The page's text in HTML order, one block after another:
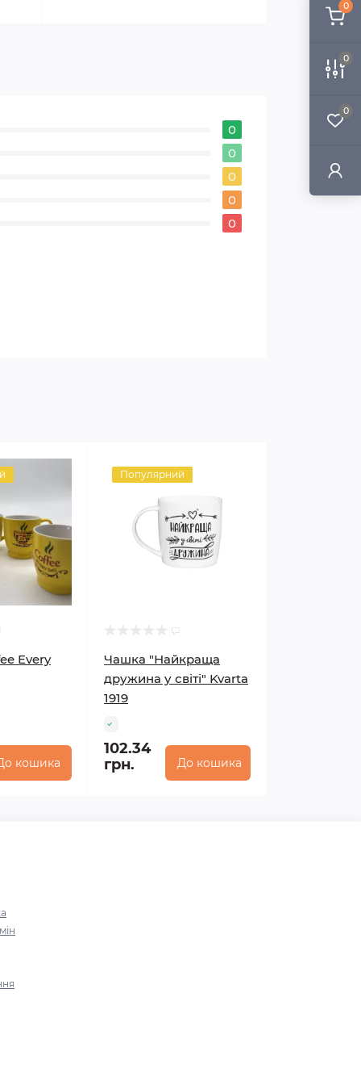
0
0
0
0
0
0
0
0
Every
кошика
Популярний
Чашка "Найкраща
дружина у світі" Kvarta
1919
102.34
грн.
До кошика